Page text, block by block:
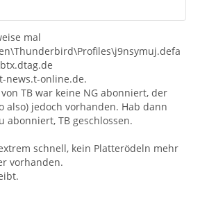
mal
news.t-online.de.
TB war keine NG abonniert, der
also) jedoch vorhanden. Hab dann
abonniert, TB geschlossen.
schnell, kein Platterödeln mehr
vorhanden.